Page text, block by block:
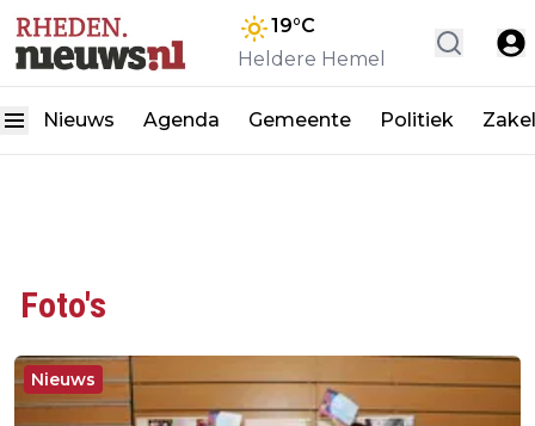
19°C
Heldere Hemel
Nieuws Agenda Gemeente Politiek
Foto's
Nieuws